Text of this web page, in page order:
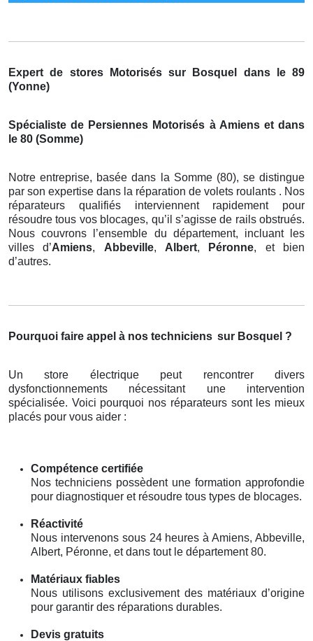
Expert de stores Motorisés sur Bosquel dans le 89
(Yonne)
Spécialiste de Persiennes Motorisés à Amiens et dans
le 80 (Somme)
Notre entreprise, basée dans la Somme (80), se distingue
par son expertise dans la réparation de volets roulants . Nos
réparateurs qualifiés interviennent rapidement pour
résoudre tous vos blocages, qu’il s’agisse de rails obstrués.
Nous couvrons l’ensemble du département, incluant les
villes d’Amiens, Abbeville, Albert, Péronne, et bien
d’autres.
Pourquoi faire appel à nos techniciens sur Bosquel ?
Un store électrique peut rencontrer divers
dysfonctionnements nécessitant une intervention
spécialisée. Voici pourquoi nos réparateurs sont les mieux
placés pour vous aider :
Compétence certifiée
Nos techniciens possèdent une formation approfondie
pour diagnostiquer et résoudre tous types de blocages.
Réactivité
Nous intervenons sous 24 heures à Amiens, Abbeville,
Albert, Péronne, et dans tout le département 80.
Matériaux fiables
Nous utilisons exclusivement des matériaux d’origine
pour garantir des réparations durables.
Devis gratuits